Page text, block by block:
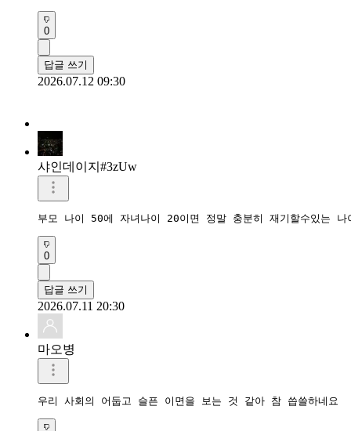
0
답글 쓰기
2026.07.12 09:30
샤인데이지#3zUw
부모 나이 50에 자녀나이 20이면 정말 충분히 재기할수있는
0
답글 쓰기
2026.07.11 20:30
마오병
우리 사회의 어둡고 슬픈 이면을 보는 것 같아 참 씁쓸하네요